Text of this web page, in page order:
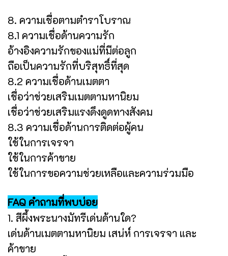
8. ความเชื่อตามตำราโบราณ
8.1 ความเชื่อด้านความรัก
อ้างอิงความรักของแม่ที่มีต่อลูก
ถือเป็นความรักที่บริสุทธิ์ที่สุด
8.2 ความเชื่อด้านเมตตา
เชื่อว่าช่วยเสริมเมตตามหานิยม
เชื่อว่าช่วยเสริมแรงดึงดูดทางสังคม
8.3 ความเชื่อด้านการติดต่อผู้คน
ใช้ในการเจรจา
ใช้ในการค้าขาย
ใช้ในการขอความช่วยเหลือและความร่วมมือ
FAQ คำถามที่พบบ่อย
1. สีผึ้งพระนางมัทรีเด่นด้านใด?
เด่นด้านเมตตามหานิยม เสน่ห์ การเจรจา และ
ค้าขาย